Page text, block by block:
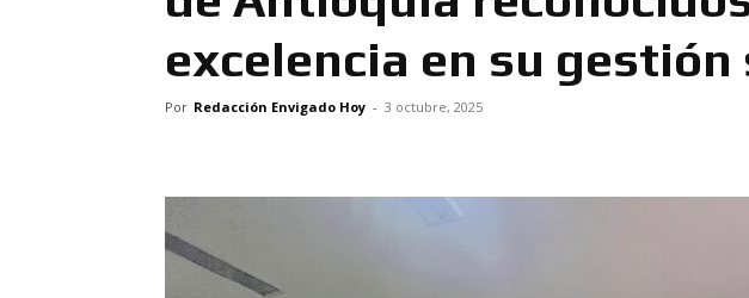
excelencia en su
Por Redacción Envigado Hoy - 3 octubre, 2025